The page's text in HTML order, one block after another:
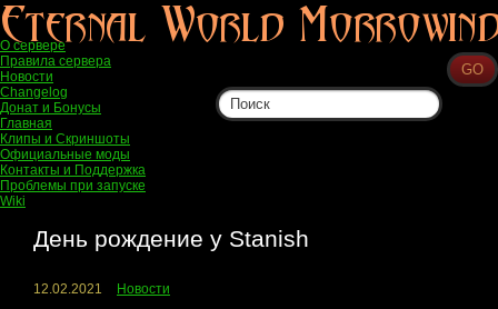
О сервере
Правила сервера
Новости
Changelog
Донат и Бонусы
Главная
Клипы и Скриншоты
Официальные моды
Контакты и Поддержка
Проблемы при запуске
Wiki
День рождение у Stanish
12.02.2021 Новости